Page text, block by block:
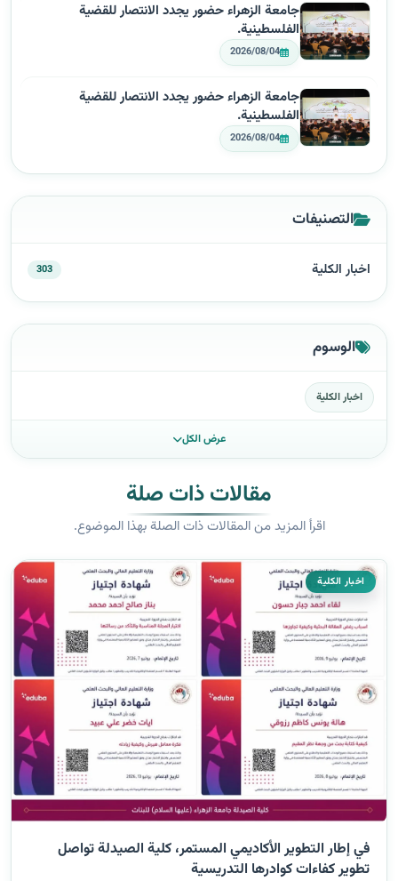
جامعة الزهراء حضور يجدد الانتصار للقضية
الفلسطينية.
2026/08/04
جامعة الزهراء حضور يجدد الانتصار للقضية
الفلسطينية.
2026/08/04
التصنيفات
اخبار الكلية 303
الوسوم
اخبار الكلية
عرض الكل
مقالات ذات صلة
اقرأ المزيد من المقالات ذات الصلة بهذا الموضوع.
اخبار الكلية
في إطار التطوير الأكاديمي المستمر، كلية الصيدلة تواصل
تطوير كفاءات كوادرها التدريسية